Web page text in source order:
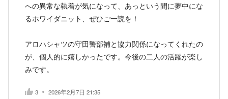
への異常な執着が気になって、あっという間に夢中にな
るホワイダニット、ぜひご一読を！
アロハシャツの守田警部補と協力関係になってくれたの
が、個人的に嬉しかったです。今後の二人の活躍が楽し
みです。
3 2026年2月7日 21:35